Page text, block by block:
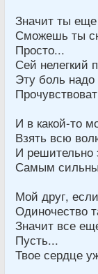
Значит ты
Сможешь ты
Просто...
Сей нелегкий
Эту боль
И в какой-то
Взять всю
И решительно
Самым
Мой друг,
Одиночество
Значит все
Пусть...
Твое сердце